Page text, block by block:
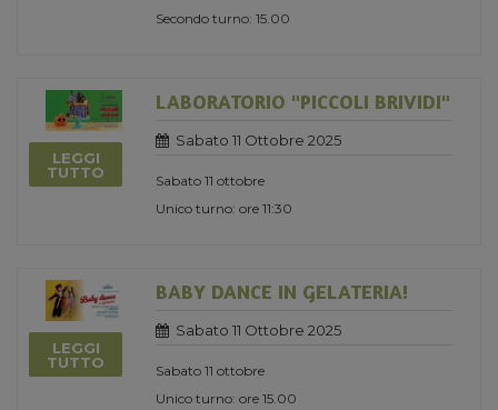
Secondo turno: 15.00
LEGGI
TUTTO
LABORATORIO "PICCOLI BRIVIDI"
Sabato 11 Ottobre 2025
Sabato 11 ottobre
Unico turno: ore 11:30
LEGGI
TUTTO
BABY DANCE IN GELATERIA!
Sabato 11 Ottobre 2025
Sabato 11 ottobre
Unico turno: ore 15.00